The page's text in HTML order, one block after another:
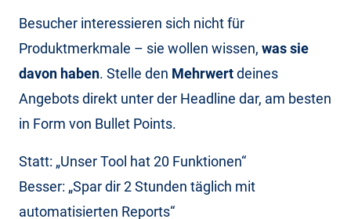
Besucher interessieren sich nicht für
Produktmerkmale – sie wollen wissen, was sie
davon haben. Stelle den Mehrwertdeines
Angebots direkt unter der Headline dar, am besten
in Form von Bullet Points.
Statt: „Unser Tool hat 20 Funktionen“
Besser: „Spar dir 2 Stunden täglich mit
automatisierten Reports“